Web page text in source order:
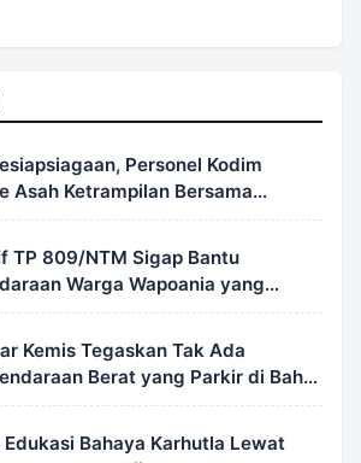
Personel Kodim
Asah Ketrampilan Bersama
TP 809/NTM Sigap Bantu
Warga Wapoania yang
Jurang
Kemis Tegaskan Tak Ada
Berat yang Parkir di Bahu
Ditertibkan
Edukasi Bahaya Karhutla Lewat